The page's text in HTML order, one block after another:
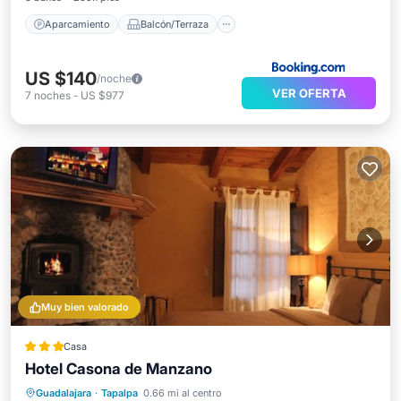
Aparcamiento Balcón/Terraza
US $140/noche
7 noches - US $977 VER OFERTA
Muy bien valorado
Casa
Hotel Casona de Manzano
Guadalajara · Tapalpa 0.66 mi al centro
Balcón/Terraza Cocina